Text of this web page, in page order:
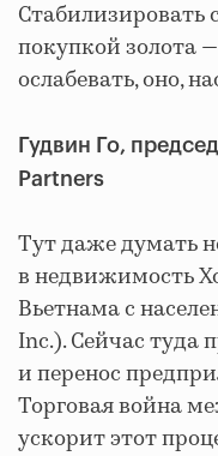
Стабилизировать
покупкой золота
ослабевать, оно,
Гудвин Го,
Partners
Тут даже думать
в недвижимость
Вьетнама с
Inc.). Cейчас туда
и перенос
Торговая война
ускорит этот